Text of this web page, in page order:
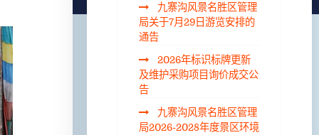
九寨沟风景名胜区管理
局关于7月29日游览安排的
通告
2026年标识标牌更新
及维护采购项目询价成交公
告
九寨沟风景名胜区管理
局2026-2028年度景区环境